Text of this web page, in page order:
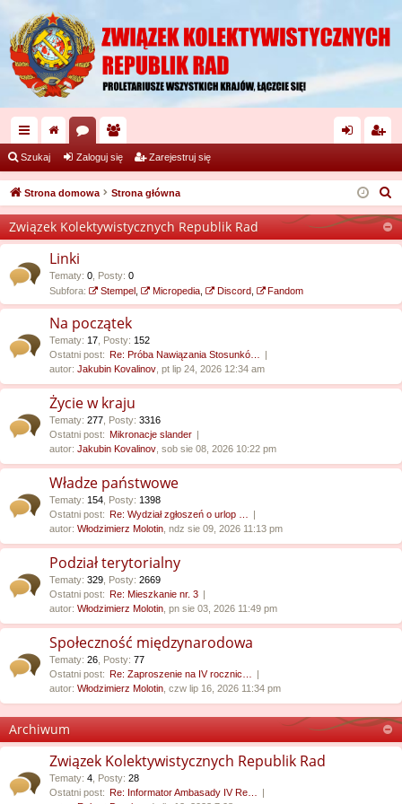
ię
ce
…
or
a
ży
tk
w
cy
og
si
ej
tru
Szukaj Zaloguj się Zarejestruj się
Strona domowa Strona główna
Związek Kolektywistycznych Republik Rad
Linki
Tematy: 0 Posty: 0
Subfora:
Stempel, Micropedia, Discord, Fandom
Na początek
Tematy: 17 Posty: 152
Ostatni post: Re: Próba Nawiązania Stosunkó…
autor: Jakubin Kovalinov , pt lip 24, 2026 12:34 am
Życie w kraju
Tematy: 277 Posty: 3316
Ostatni post: Mikronacje slander
autor: Jakubin Kovalinov , sob sie 08, 2026 10:22 pm
Władze państwowe
Tematy: 154 Posty: 1398
Ostatni post: Re: Wydział zgłoszeń o urlop …
autor: Włodzimierz Molotin , ndz sie 09, 2026 11:13 pm
Podział terytorialny
Tematy: 329 Posty: 2669
Ostatni post: Re: Mieszkanie nr. 3
autor: Włodzimierz Molotin , pn sie 03, 2026 11:49 pm
Społeczność międzynarodowa
Tematy: 26 Posty: 77
Ostatni post: Re: Zaproszenie na IV rocznic…
autor: Włodzimierz Molotin , czw lip 16, 2026 11:34 pm
Archiwum
Związek Kolektywistycznych Republik Rad
Tematy: 4 Posty: 28
Ostatni post: Re: Informator Ambasady IV Re…